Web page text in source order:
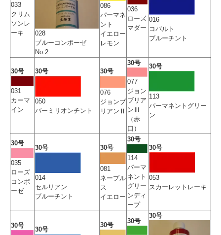
033
クリム
ソンレ
ーキ
028
ブルーコンポーゼ
No.2
086
パーマネ
ント
イエロー
レモン
036
ローズ
マダー
016
コバルト
ブルーチント
30号
031
カーマ
イン
30号
050
バーミリオンチント
30号
076
ジョンブ
リアンⅡ
30号
077
ジョン
ブリア
ンⅢ
（赤
口）
30号
113
パーマネントグリー
ン
30号
035
ローズ
コンポ
ーゼ
30号
014
セルリアン
ブルーチント
30号
081
ネープル
ス
イエロー
30号
114
パーマ
ネント
グリー
ンディ
ープ
30号
053
スカーレットレーキ
30号
30号
30号
30号
30号